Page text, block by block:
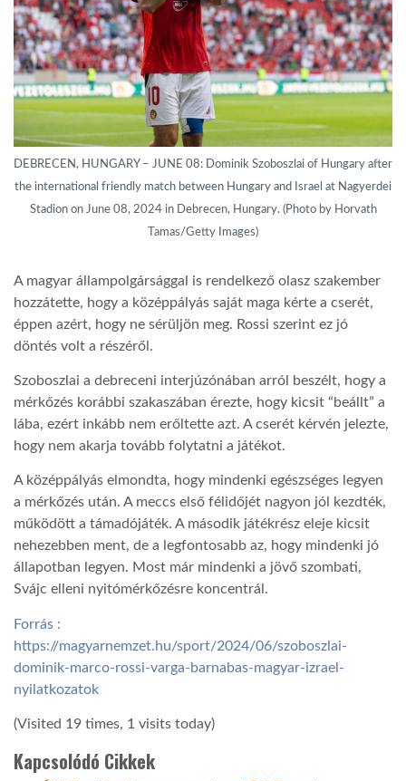
LINKTR.EE
GLOBOZSARU
DOBRAVERO.HU
LATIMO.HU
DEBRECEN, HUNGARY – JUNE 08: Dominik Szoboszlai of Hungary after
the international friendly match between Hungary and Israel at Nagyerdei
Stadion on June 08, 2024 in Debrecen, Hungary. (Photo by Horvath
Tamas/Getty Images)
A magyar állampolgársággal is rendelkező olasz szakember
hozzátette, hogy a középpályás saját maga kérte a cserét,
éppen azért, hogy ne sérüljön meg. Rossi szerint ez jó
döntés volt a részéről.
Szoboszlai a debreceni interjúzónában arról beszélt, hogy a
mérkőzés korábbi szakaszában érezte, hogy kicsit “beállt” a
lába, ezért inkább nem erőltette azt. A cserét kérvén jelezte,
hogy nem akarja tovább folytatni a játékot.
A középpályás elmondta, hogy mindenki egészséges legyen
a mérkőzés után. A meccs első félidőjét nagyon jól kezdték,
működött a támadójáték. A második játékrész eleje kicsit
nehezebben ment, de a legfontosabb az, hogy mindenki jó
állapotban legyen. Most már mindenki a jövő szombati,
Svájc elleni nyitómérkőzésre koncentrál.
Forrás :
https://magyarnemzet.hu/sport/2024/06/szoboszlai-
dominik-marco-rossi-varga-barnabas-magyar-izrael-
nyilatkozatok
(Visited 19 times, 1 visits today)
Kapcsolódó Cikkek